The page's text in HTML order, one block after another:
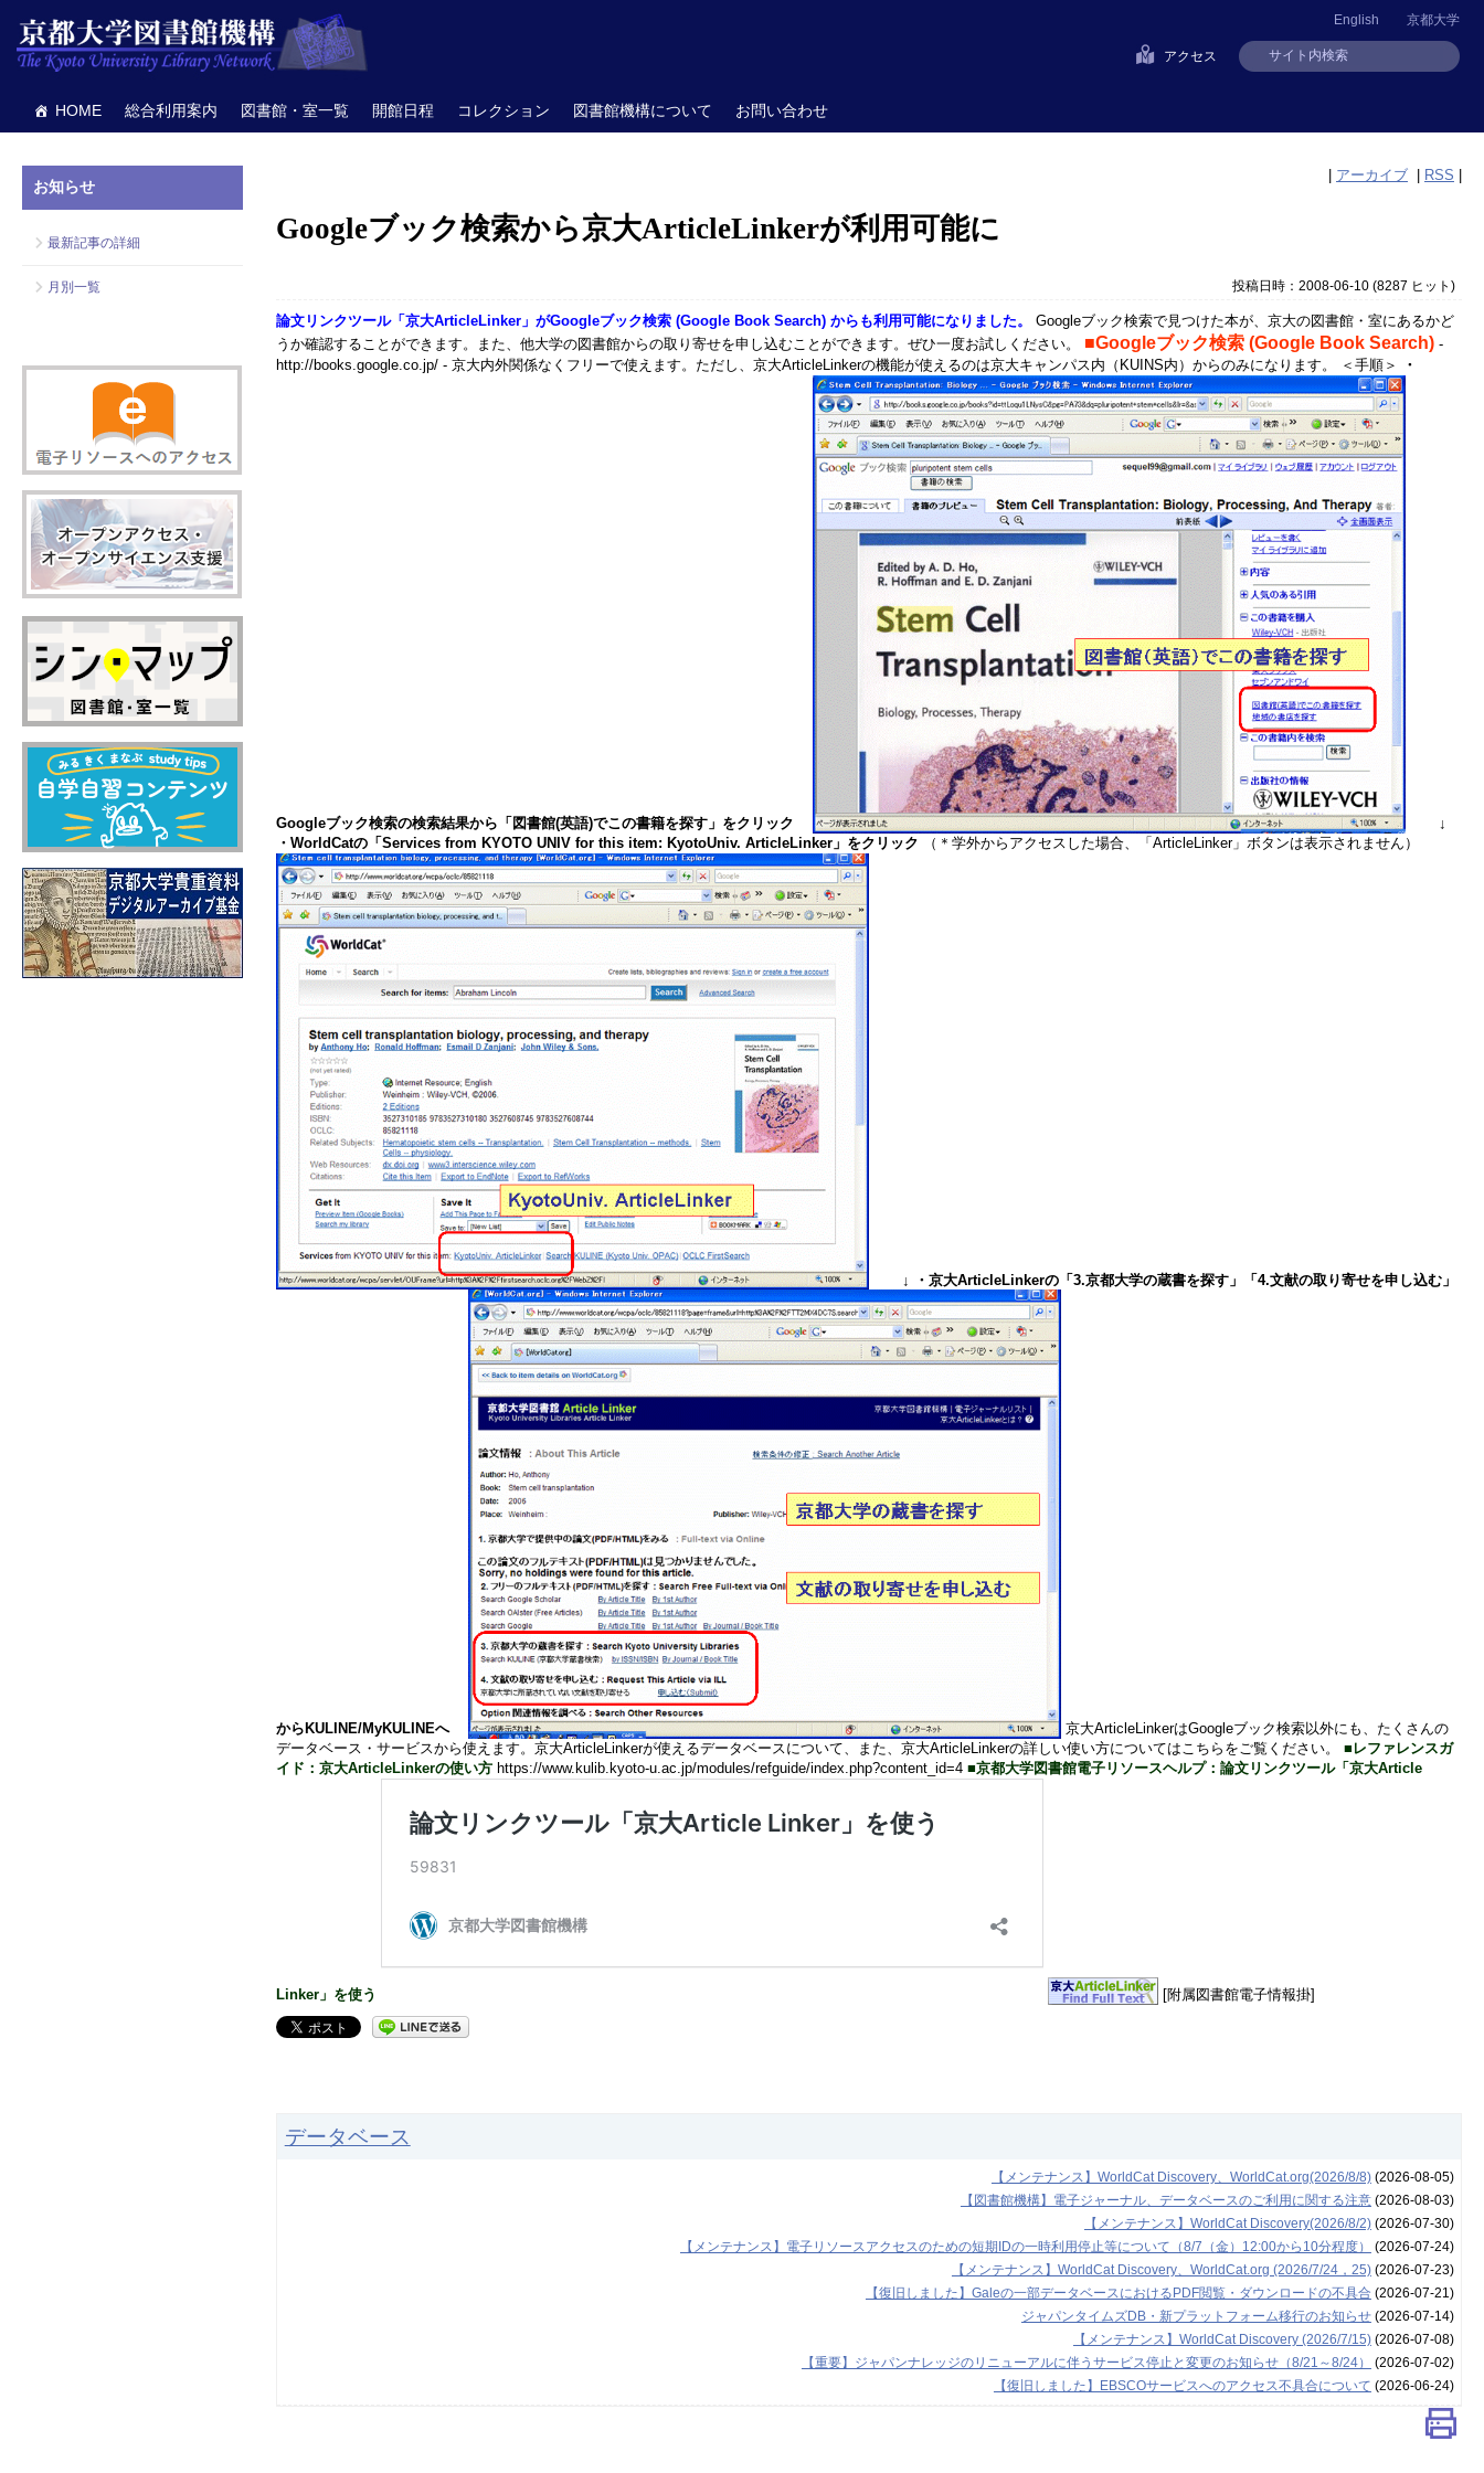
京都大学
English
アクセス
HOME 総合利用案内 図書館・室一覧 開館日程 コレクション 図書館機構について お問い合わせ
| アーカイブ | RSS |
Googleブック検索から京大ArticleLinkerが利用可能に
投稿日時：2008-06-10(8287 ヒット )
論文リンクツール「京大ArticleLinker」がGoogleブック検索 (Google Book Search) からも利用可能になりました。
Googleブック検索で見つけた本が、京大の図書館・室にあるかど
うか確認することができます。また、他大学の図書館からの取り寄せを申し込むことができます。ぜひ一度お試しください。 ■Googleブック検索 (Google Book Search) -
http://books.google.co.jp/ - 京大内外関係なくフリーで使えます。ただし、京大ArticleLinkerの機能が使えるのは京大キャンパス内（KUINS内）からのみになります。 ＜手順＞
・
Googleブック検索の検索結果から「図書館(英語)でこの書籍を探す」をクリック
↓
・WorldCatの「Services from KYOTO UNIV for this item: KyotoUniv. ArticleLinker」をクリック （＊学外からアクセスした場合、「ArticleLinker」ボタンは表示されません）
↓ ・京大ArticleLinkerの「3.京都大学の蔵書を探す」「4.文献の取り寄せを申し込む」
からKULINE/MyKULINEへ
京大ArticleLinkerはGoogleブック検索以外にも、たくさんの
データベース・サービスから使えます。京大ArticleLinkerが使えるデータベースについて、また、京大ArticleLinkerの詳しい使い方についてはこちらをご覧ください。 ■レファレンスガ
イド：京大ArticleLinkerの使い方 https://www.kulib.kyoto-u.ac.jp/modules/refguide/index.php?content_id=4 ■京都大学図書館電子リソースヘルプ：論文リンクツール「京大Article
Linker」を使う [附属図書館電子情報掛]
データベース
【メンテナンス】WorldCat Discovery、WorldCat.org(2026/8/8)(2026-08-05)
【図書館機構】電子ジャーナル、データベースのご利用に関する注意(2026-08-03)
【メンテナンス】WorldCat Discovery(2026/8/2)(2026-07-30)
【メンテナンス】電子リソースアクセスのための短期IDの一時利用停止等について（8/7（金）12:00から10分程度）
(2026-07-24)
【メンテナンス】WorldCat Discovery、WorldCat.org (2026/7/24，25)(2026-07-23)
【復旧しました】Galeの一部データベースにおけるPDF閲覧・ダウンロードの不具合 (2026-07-21)
ジャパンタイムズDB・新プラットフォーム移行のお知らせ(2026-07-14)
【メンテナンス】WorldCat Discovery (2026/7/15)(2026-07-08)
【重要】ジャパンナレッジのリニューアルに伴うサービス停止と変更のお知らせ（8/21～8/24）
(2026-07-02)
【復旧しました】EBSCOサービスへのアクセス不具合について (2026-06-24)
お知らせ
最新記事の詳細
月別一覧